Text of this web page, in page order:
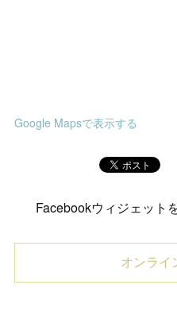
Google Mapsで表示する
Facebookウィジェット
オンライ